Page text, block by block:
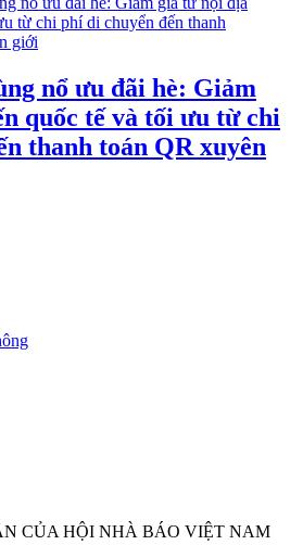
nổ ưu đãi hè: Giảm
quốc tế và tối ưu từ chi
thanh toán QR xuyên
CỦA HỘI NHÀ BÁO VIỆT NAM